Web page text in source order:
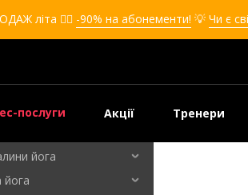
літа ❤️‍🔥 -90% на абонементи! 💡 Чи є
послуги
для дівчат
для дітей
для дівчат
для дітей
йога
йога
Акції Тренери